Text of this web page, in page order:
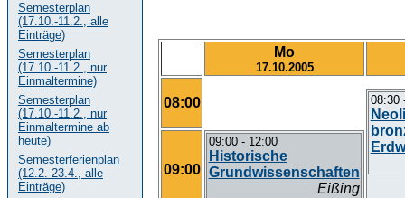
Semesterplan
(17.10.-11.2., alle
Einträge)
Semesterplan
(17.10.-11.2., nur
Einmaltermine)
Semesterplan
(17.10.-11.2., nur
Einmaltermine ab
heute)
Semesterferienplan
(12.2.-23.4., alle
Einträge)
Mo
17.10.2005
08:00 08:30
09:00
09:00 - 12:00
Historische
Grundwissenschaften
Eißing